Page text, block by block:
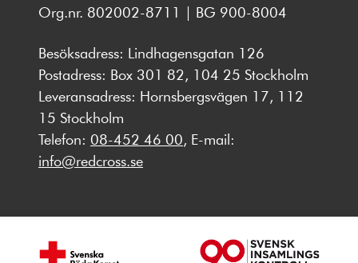
Org.nr. 802002-8711 | BG 900-8004
Besöksadress: Lindhagensgatan 126
Postadress: Box 301 82, 104 25 Stockholm
Leveransadress: Hornsbergsvägen 17, 112
15 Stockholm
Telefon: 08-452 46 00, E-mail:
info@redcross.se